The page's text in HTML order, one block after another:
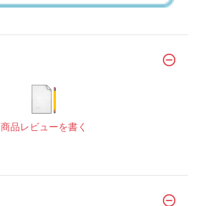
商品レビューを書く